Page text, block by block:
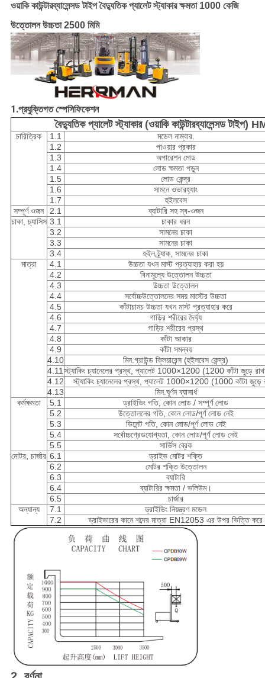
ওয়াকি কাউন্টারব্যালেন্সড টাইপ বৈদ্যুতিক প্যালেট স্ট্যাকার ক্ষমতা 1000 কেজি
উত্তোলন উচ্চতা 2500 মিমি
1.প্রযুক্তিগত স্পেসিফিকেশন
বৈদ্যুতিক প্যালেট স্ট্যাকার (ওয়াকি কাউন্টারব্যালেন্সড
চারিত্রিক 1.1
মডেল নাম্বার.
1.2
পাওয়ার প্রকার
1.3
অপারেশন মোড
1.4
লোড ক্ষমতা পড়ুন
1.5
লোড কেন্দ্র
1.6
সামনে ওভারহ্যাং
1.7
হুইলবেস
সম্পূর্ণ ওজন
2.1
ব্যাটারি সহ স্ব-ওজন
চাকা, চ্যাসিস 3.1
চাকার ধরন
3.2
সামনের চাকা
3.3
সামনের চাকা
3.4
হুইল ট্র্যাক, সামনের চাকা
মাত্রা
4.1
উচ্চতা যখন মাস্ট প্রত্যাহার করা হয়
4.2
বিনামূল্যে উত্তোলন উচ্চতা
4.3
উচ্চতা উত্তোলন
4.4
সর্বোচ্চউত্তোলনের সময় মাস্টের উচ্চতা
4.5
কাঁটাচামচ উচ্চতা যখন মাস্ট প্রত্যাহার করে
4.6
গাড়ির শরীরের দৈর্ঘ্য
4.7
গাড়ির শরীরের প্রস্থ
4.8
কাঁটা আকার
4.9
কাঁটা সমন্বয়
4.10
মিন.গ্রাউন্ড ক্লিয়ারেন্স (হুইলবেস কেন্দ্র)
4.11 স্ট্যাকিং চ্যানেলের প্রস্থ, প্যালেট 1000×1200 (1200 কাঁটা জুড়ে
4.12
স্ট্যাকিং চ্যানেলের প্রস্থ, প্যালেট 1000×1200 (1000 কাঁটা জুড়ে
4.13
মিন.ঘূর্ণন ব্যাসার্ধ
কর্মক্ষমতা
5.1
ড্রাইভিং গতি, কোন লোড / সম্পূর্ণ লোড
5.2
উত্তোলনের গতি, কোন লোড/পূর্ণ লোড নেই
5.3
ডিসেন্ট গতি, কোন লোড/পূর্ণ লোড নেই
5.4
সর্বোচ্চগ্রেডযোগ্যতা, কোন লোড/পূর্ণ লোড নেই
5.5
সার্ভিস ব্রেক
মোটর, চার্জার 6.1
ড্রাইভ মোটর শক্তি
6.2
মোটর শক্তি উত্তোলন
6.3
ব্যাটারি
6.4
ব্যাটারির ক্ষমতা / ভলিউম।
6.5
চার্জার
অন্যান্য
7.1
ড্রাইভিং নিয়ন্ত্রণ মডেল
7.2
ড্রাইভারের কানে শব্দের মাত্রা EN12053 এর উপর ভিত্তি করে